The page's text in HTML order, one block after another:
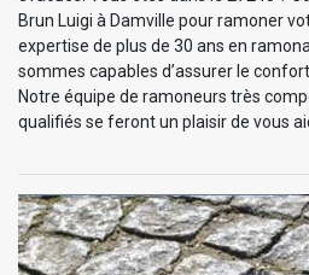
Brun Luigi à Damville pour ramoner
expertise de plus de 30 ans en
sommes capables d’assurer le
Notre équipe de ramoneurs très
qualifiés se feront un plaisir de vous